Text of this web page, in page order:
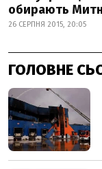
обирають
26 СЕРПНЯ 2015, 20:05
ГОЛОВНЕ